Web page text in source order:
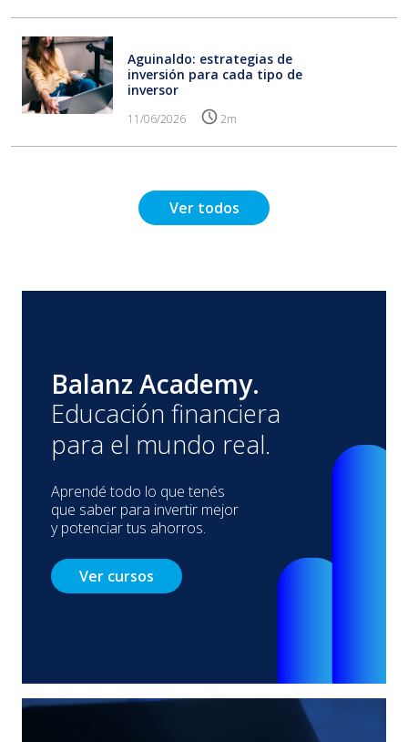
Aguinaldo: estrategias de
inversión para cada tipo de
inversor
11/06/2026 2m
Ver todos
Balanz Academy.
Educación financiera
para el mundo real.
Aprendé todo lo que tenés
que saber para invertir mejor
y potenciar tus ahorros.
Ver cursos